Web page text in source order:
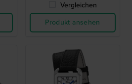
Vergleichen
Produkt ansehen